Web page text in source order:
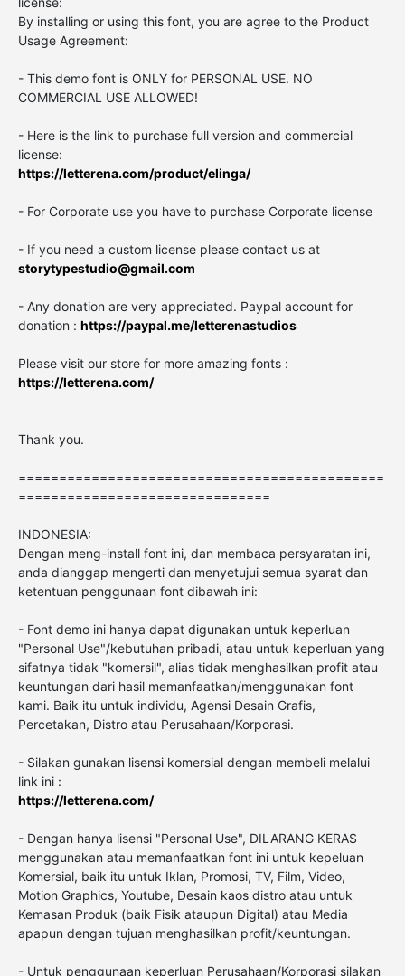
By installing or using this font, you are agree to the Product
Usage Agreement:
- This demo font is ONLY for PERSONAL USE. NO
COMMERCIAL USE ALLOWED!
- Here is the link to purchase full version and commercial
license:
https://letterena.com/product/elinga/
- For Corporate use you have to purchase Corporate license
- If you need a custom license please contact us at
storytypestudio@gmail.com
- Any donation are very appreciated. Paypal account for
donation : https://paypal.me/letterenastudios
Please visit our store for more amazing fonts :
https://letterena.com/
Thank you.
=============================================
===============================
INDONESIA:
Dengan meng-install font ini, dan membaca persyaratan ini,
anda dianggap mengerti dan menyetujui semua syarat dan
ketentuan penggunaan font dibawah ini:
- Font demo ini hanya dapat digunakan untuk keperluan
"Personal Use"/kebutuhan pribadi, atau untuk keperluan yang
sifatnya tidak "komersil", alias tidak menghasilkan profit atau
keuntungan dari hasil memanfaatkan/menggunakan font
kami. Baik itu untuk individu, Agensi Desain Grafis,
Percetakan, Distro atau Perusahaan/Korporasi.
- Silakan gunakan lisensi komersial dengan membeli melalui
link ini :
https://letterena.com/
- Dengan hanya lisensi "Personal Use", DILARANG KERAS
menggunakan atau memanfaatkan font ini untuk kepeluan
Komersial, baik itu untuk Iklan, Promosi, TV, Film, Video,
Motion Graphics, Youtube, Desain kaos distro atau untuk
Kemasan Produk (baik Fisik ataupun Digital) atau Media
apapun dengan tujuan menghasilkan profit/keuntungan.
- Untuk penggunaan keperluan Perusahaan/Korporasi silakan